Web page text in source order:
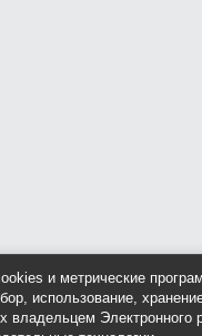
и метрические
использование,
владельцем Электронного